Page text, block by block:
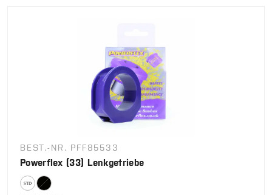
BEST.-NR. PFF85533
Powerflex (33) Lenkgetriebe